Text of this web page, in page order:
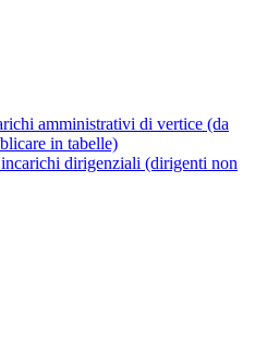
amministrativi di vertice (da
in tabelle)
dirigenziali (dirigenti non